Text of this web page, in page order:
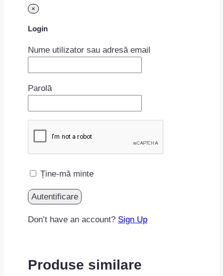
×
Login
Nume utilizator sau adresă email
Parolă
Ține-mă minte
Don’t have an account? Sign Up
Produse similare